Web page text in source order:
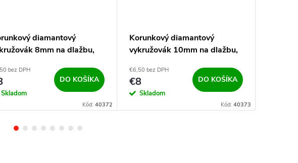
diamantový
8mm na dlažbu,
bez DPH
Skladom
DO KOŠÍKA
Kód: 40372
Korunkový diamantový
vykružovák 10mm na dlažbu,
€6,50 bez DPH
€8
Skladom
DO KOŠÍKA
Kód: 40373